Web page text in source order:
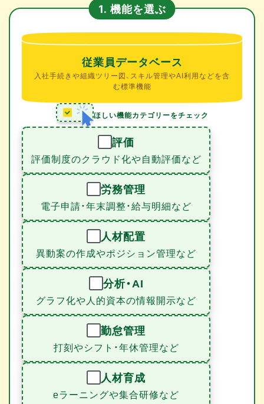
1. 機能を選ぶ
従業員データベース
入社手続きや組織ツリー図、スキル管理やAI利用などを含
む標準機能
ほしい機能カテゴリーをチェック
評価
評価制度のクラウド化や自動評価など
労務管理
電子申請・年末調整・給与明細など
人材配置
異動案の作成やポジション管理など
分析・AI
グラフ化や人的資本の情報開示など
勤怠管理
打刻やシフト・年休管理など
人材育成
eラーニングや集合研修など